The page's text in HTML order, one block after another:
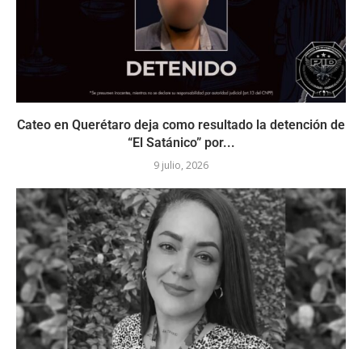
Cateo en Querétaro deja como resultado la detención de
“El Satánico” por...
9 julio, 2026